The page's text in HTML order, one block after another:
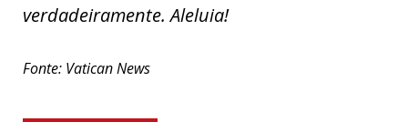
verdadeiramente. Aleluia!
Fonte: Vatican News